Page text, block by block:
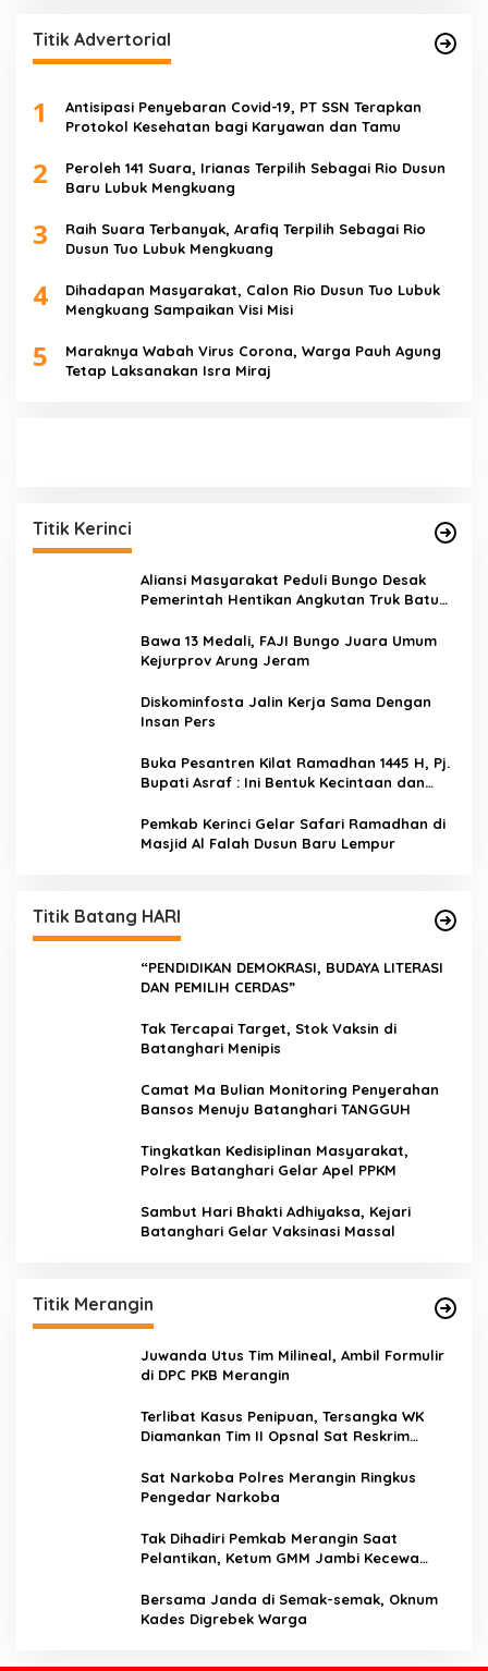
Titik Advertorial
1
Antisipasi Penyebaran Covid-19, PT SSN Terapkan
Protokol Kesehatan bagi Karyawan dan Tamu
2
Peroleh 141 Suara, Irianas Terpilih Sebagai Rio Dusun
Baru Lubuk Mengkuang
3
Raih Suara Terbanyak, Arafiq Terpilih Sebagai Rio
Dusun Tuo Lubuk Mengkuang
4
Dihadapan Masyarakat, Calon Rio Dusun Tuo Lubuk
Mengkuang Sampaikan Visi Misi
5
Maraknya Wabah Virus Corona, Warga Pauh Agung
Tetap Laksanakan Isra Miraj
Titik Kerinci
Aliansi Masyarakat Peduli Bungo Desak
Pemerintah Hentikan Angkutan Truk Batu
Bawa 13 Medali, FAJI Bungo Juara Umum
Kejurprov Arung Jeram
Diskominfosta Jalin Kerja Sama Dengan
Insan Pers
Buka Pesantren Kilat Ramadhan 1445 H, Pj.
Bupati Asraf : Ini Bentuk Kecintaan dan
Kerinci
Pemkab Kerinci Gelar Safari Ramadhan di
Masjid Al Falah Dusun Baru Lempur
Titik Batang HARI
“PENDIDIKAN DEMOKRASI, BUDAYA LITERASI
DAN PEMILIH CERDAS”
Tak Tercapai Target, Stok Vaksin di
Batanghari Menipis
Camat Ma Bulian Monitoring Penyerahan
Bansos Menuju Batanghari TANGGUH
Tingkatkan Kedisiplinan Masyarakat,
Polres Batanghari Gelar Apel PPKM
Sambut Hari Bhakti Adhiyaksa, Kejari
Batanghari Gelar Vaksinasi Massal
Titik Merangin
Juwanda Utus Tim Milineal, Ambil Formulir
di DPC PKB Merangin
Terlibat Kasus Penipuan, Tersangka WK
Diamankan Tim II Opsnal Sat Reskrim
Sat Narkoba Polres Merangin Ringkus
Pengedar Narkoba
Tak Dihadiri Pemkab Merangin Saat
Pelantikan, Ketum GMM Jambi Kecewa
Bersama Janda di Semak-semak, Oknum
Kades Digrebek Warga